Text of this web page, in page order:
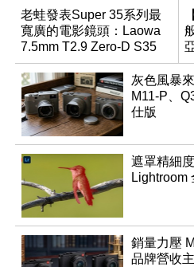
老蛙發表Super 35系列最
寬廣的電影鏡頭：Laowa
7.5mm T2.9 Zero-D S35
Cine
灰色風暴
M11-P、
仕版
遮罩精細
Lightroom
銷量力壓
品牌營收